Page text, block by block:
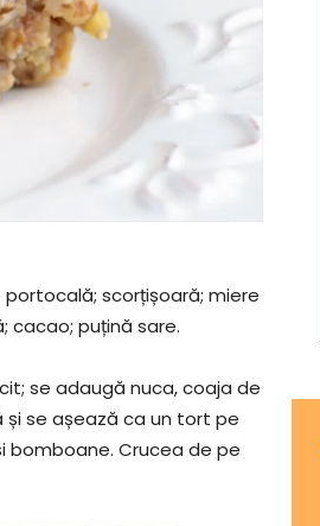
scorțișoară; miere
cacao; puțină sare.
se adaugă nuca, coaja de
se așează ca un tort pe
bomboane. Crucea de pe